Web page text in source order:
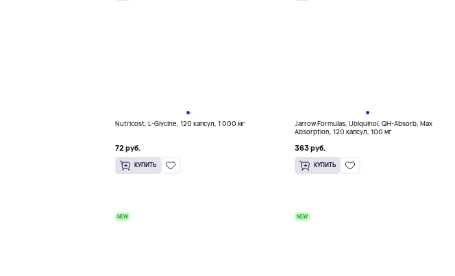
Nutricost, L-Glycine, 120 капсул, 1 000 мг
72 руб.
КУПИТЬ
Jarrow Formulas, Ubiquinol, QH-Absorb, Max
Absorption, 120 капсул, 100 мг
363 руб.
КУПИТЬ
NEW NEW